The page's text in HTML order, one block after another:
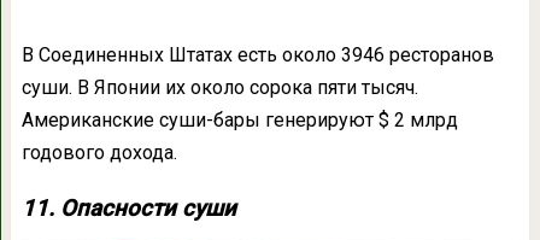
В Соединенных Штатах есть около 3946 ресторанов
суши. В Японии их около сорока пяти тысяч.
Американские суши-бары генерируют $ 2 млрд
годового дохода.
11. Опасности суши